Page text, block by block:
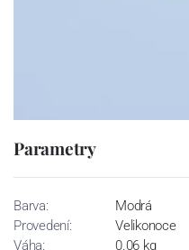
Parametry
Barva:
Modrá
Provedení:
Velikonoce
Váha:
0.06 kg